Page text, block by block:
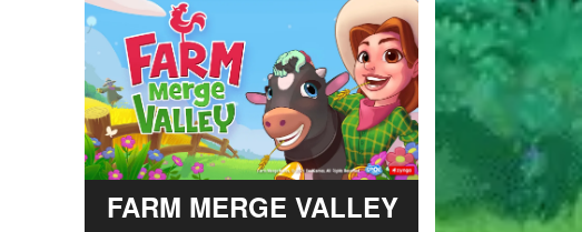
FARM MERGE VALLEY